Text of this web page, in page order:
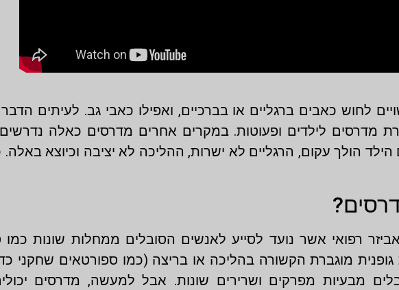
לחוש כאבים ברגליים או בברכיים, ואפילו כאבי גב. לעיתים
מדרסים לילדים ופעוטות. במקרים אחרים מדרסים כאלה
הולך עקום, הרגליים לא ישרות, ההליכה לא יציבה וכיוצא באלה.
רפואי אשר נועד לסייע לאנשים הסובלים ממחלות שונות כמו
מוגברת הקשורה בהליכה או בריצה (כמו ספורטאים שחקני
מבעיות מפרקים ושרירים שונות. אבל למעשה, מדרסים